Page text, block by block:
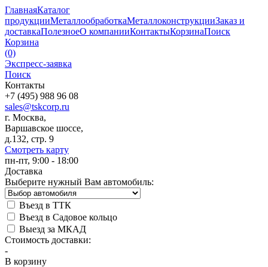
ГлавнаяКаталог
продукцииМеталлообработкаМеталлоконструкцииЗаказ и
доставкаПолезноеО компанииКонтактыКорзинаПоиск
Корзина
(0)
Экспресс-заявка
Поиск
Контакты
+7 (495) 988 96 08
sales@tskcorp.ru
г. Москва,
Варшавское шоссе,
д.132, стр. 9
Смотреть карту
пн-пт, 9:00 - 18:00
Доставка
Выберите нужный Вам автомобиль:
Въезд в ТТК
Въезд в Садовое кольцо
Выезд за МКАД
Стоимость доставки:
-
В корзину